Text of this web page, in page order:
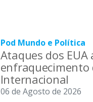
Pod Mundo e Política
Ataques dos
enfraquecimento
Internacional
06 de Agosto de 2026